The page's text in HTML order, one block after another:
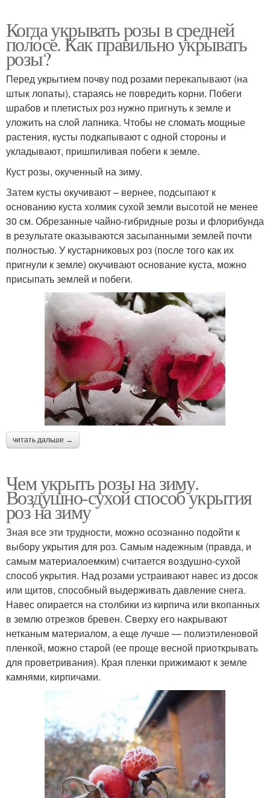
Когда укрывать розы в средней
полосе. Как правильно укрывать
розы?
Перед укрытием почву под розами перекапывают (на
штык лопаты), стараясь не повредить корни. Побеги
шрабов и плетистых роз нужно пригнуть к земле и
уложить на слой лапника. Чтобы не сломать мощные
растения, кусты подкапывают с одной стороны и
укладывают, пришпиливая побеги к земле.
Куст розы, окученный на зиму.
Затем кусты окучивают – вернее, подсыпают к
основанию куста холмик сухой земли высотой не менее
30 см. Обрезанные чайно-гибридные розы и флорибунда
в результате оказываются засыпанными землей почти
полностью. У кустарниковых роз (после того как их
пригнули к земле) окучивают основание куста, можно
присыпать землей и побеги.
читать дальше →
Чем укрыть розы на зиму.
Воздушно-сухой способ укрытия
роз на зиму
Зная все эти трудности, можно осознанно подойти к
выбору укрытия для роз. Самым надежным (правда, и
самым материалоемким) считается воздушно-сухой
способ укрытия. Над розами устраивают навес из досок
или щитов, способный выдерживать давление снега.
Навес опирается на столбики из кирпича или вкопанных
в землю отрезков бревен. Сверху его накрывают
нетканым материалом, а еще лучше — полиэтиленовой
пленкой, можно старой (ее проще весной приоткрывать
для проветривания). Края пленки прижимают к земле
камнями, кирпичами.